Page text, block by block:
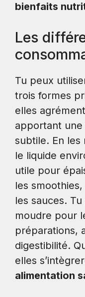
bienfaits
Les
Tu peux
trois formes
elles
apportant
subtile. En
le liquide
utile pour
les
les sauces.
moudre pour
préparations,
digestibilité.
elles
alimentation